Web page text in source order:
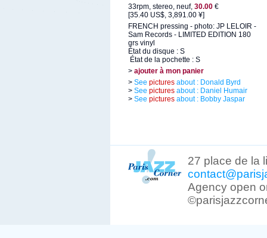
33rpm, stereo, neuf, 30.00 €
[35.40 US$, 3,891.00 ¥]
FRENCH pressing - photo: JP LELOIR -
Sam Records - LIMITED EDITION 180
grs vinyl
État du disque : S
État de la pochette : S
> ajouter à mon panier
> See pictures about : Donald Byrd
> See pictures about : Daniel Humair
> See pictures about : Bobby Jaspar
27 place de la
Agency open